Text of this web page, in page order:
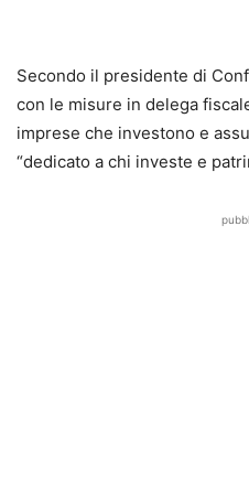
Secondo il presidente di
con le misure in delega
imprese che investono e
“dedicato a chi investe e